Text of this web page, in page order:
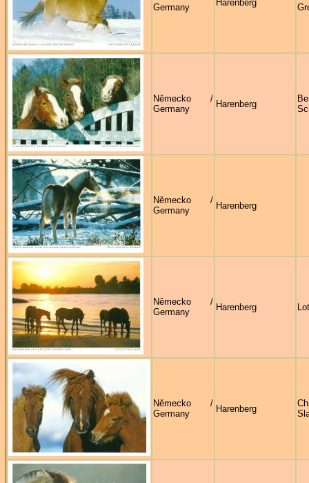
Germany
Harenberg
Německo /
Germany
Harenberg
Německo /
Germany
Harenberg
Německo /
Germany
Harenberg
Německo /
Germany
Harenberg